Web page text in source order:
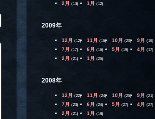
2月 (13) 1月 (12)
2009年
12月 (12) 11月 (16) 10月 (20) 9月 (18)
7月 (17) 6月 (16) 5月 (19) 4月 (17)
2月 (21) 1月 (25)
2008年
12月 (22) 11月 (24) 10月 (25) 9月 (21)
7月 (23) 6月 (24) 5月 (27) 4月 (27)
2月 (21) 1月 (18)